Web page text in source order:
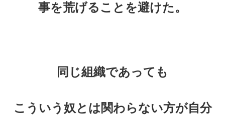
事を荒げることを避けた。
同じ組織であっても
こういう奴とは関わらない方が自分